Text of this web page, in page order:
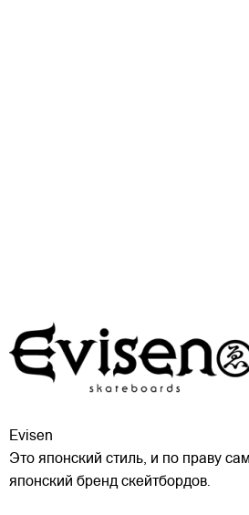
Evisen
Это японский стиль, и по праву
японский бренд скейтбордов.